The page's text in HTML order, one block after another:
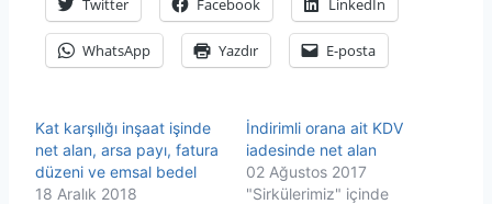
Twitter Facebook LinkedIn
WhatsApp Yazdır E-posta
Kat karşılığı inşaat işinde
net alan, arsa payı, fatura
düzeni ve emsal bedel
18 Aralık 2018
İndirimli orana ait KDV
iadesinde net alan
02 Ağustos 2017
"Sirkülerimiz" içinde